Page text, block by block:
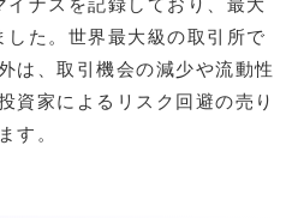
ナスを記録しており、最大
た。世界最大級の取引所で
は、取引機会の減少や流動性
資家によるリスク回避の売り
す。